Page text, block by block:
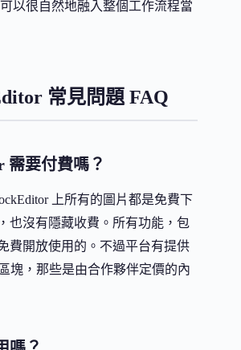
可以很自然地融入整個工作流程當
常見問題 FAQ
需要付費嗎？
上所有的圖片都是免費下
也沒有隱藏收費。所有功能，包
費開放使用的。不過平台有提供
塊，那些是由合作夥伴定價的內